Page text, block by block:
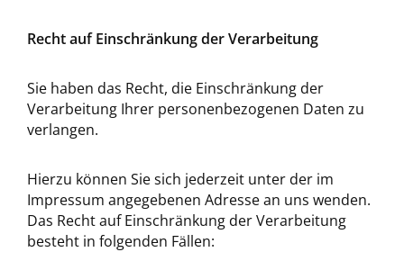
Recht auf Einschränkung der Verarbeitung
Sie haben das Recht, die Einschränkung der
Verarbeitung Ihrer personenbezogenen Daten zu
verlangen.
Hierzu können Sie sich jederzeit unter der im
Impressum angegebenen Adresse an uns wenden.
Das Recht auf Einschränkung der Verarbeitung
besteht in folgenden Fällen: